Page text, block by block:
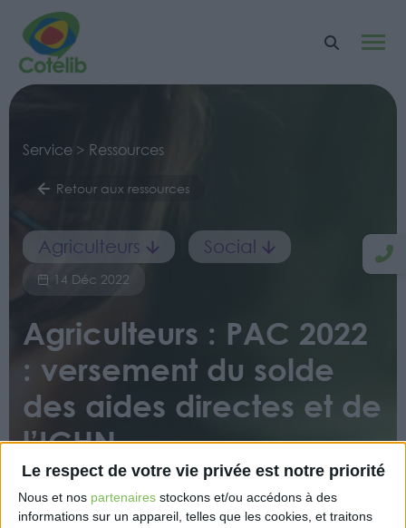
Le respect de votre vie privée est notre priorité
Nous et nos partenaires stockons et/ou accédons à des
informations sur un appareil, telles que les cookies, et traitons
Service > Ressources
Retour aux ressources
Agriculteurs Social
14 Déc 2022
Agriculteurs : PAC 2022
: versement du solde
des aides directes et de
l’ICHN